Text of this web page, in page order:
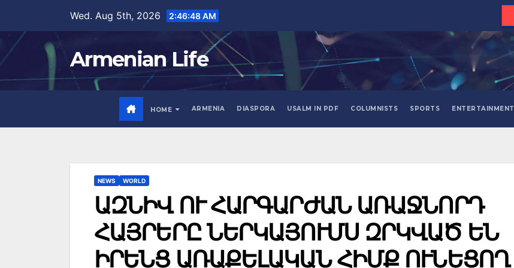
content
Wed. Aug 5th, 2026 2:46:49 AM
Armenian Life
HOME ARMENIA DIASPORA USALM IN PDF COLUMNISTS SPORTS ENTERTAINMENT
NEWS WORLD
ԱԶՆԻՎ ՈՒ ՀԱՐԳԱՐԺԱՆ ԱՌԱՋՆՈՐԴ
ՀԱՅՐԵՐԸ ՆԵՐԿԱՅՈՒՄՍ ԶՐԿՎԱԾ ԵՆ
ԻՐԵՆՑ ԱՌԱՔԵԼԱԿԱՆ ՀԻՄՔ ՈՒՆԵՑՈՂ